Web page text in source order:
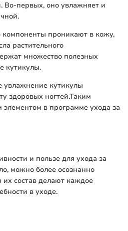
Во-первых, оно увлажняет и
компоненты проникают в кожу,
растительного
множество полезных
кутикулы.
увлажнение кутикулы
здоровых ногтей.Таким
в программе ухода за
и пользе для ухода за
можно более осознанно
их состав делают каждое
в уходе.